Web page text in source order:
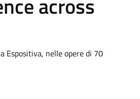
Espositiva, nelle opere di 70